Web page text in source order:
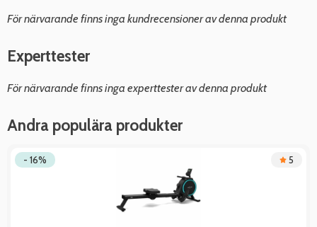
För närvarande finns inga kundrecensioner av denna produkt
Experttester
För närvarande finns inga experttester av denna produkt
Andra populära produkter
- 16% 5